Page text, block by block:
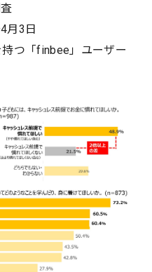
月3日
つ「finbee」ユーザー